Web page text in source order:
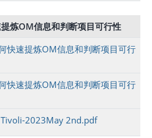
炼OM信息和判断项目可行性
快速提炼OM信息和判断项目可行
快速提炼OM信息和判断项目可行
2023May 2nd.pdf